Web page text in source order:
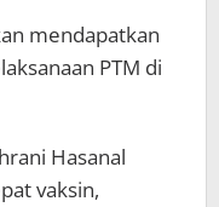
mendapatkan
PTM di
Hasanal
vaksin,